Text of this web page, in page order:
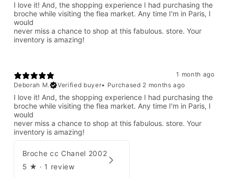
I love it! And, the shopping experience I had purchasing the
broche while visiting the flea market. Any time I'm in Paris, I
would
never miss a chance to shop at this fabulous. store. Your
inventory is amazing!
1 month ago
Deborah M.
Verified buyer• Purchased 2 months ago
I love it! And, the shopping experience I had purchasing the
broche while visiting the flea market. Any time I'm in Paris, I
would
never miss a chance to shop at this fabulous. store. Your
inventory is amazing!
Broche cc Chanel 2002
5 ★ · 1 review